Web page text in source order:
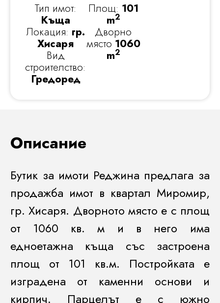
Тип имот:
Къща
Локация: гр.
Хисаря
Вид
строителство:
Гредоред
Площ: 101
m2
Дворно
място 1060
m2
Описание
Бутик за имоти Реджина предлага за
продажба имот в квартал Миромир,
гр. Хисаря. Дворното място е с площ
от 1060 кв. м и в него има
едноетажна къща със застроена
площ от 101 кв.м. Постройката е
изградена от каменни основи и
кирпич. Парцелът е с южно